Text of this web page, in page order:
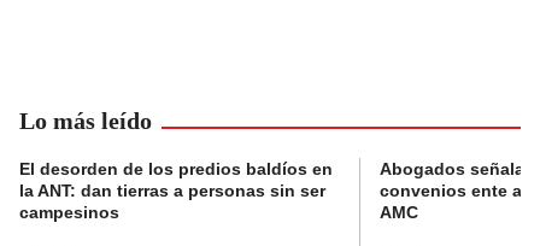
Lo más leído
El desorden de los predios baldíos en
la ANT: dan tierras a personas sin ser
campesinos
Abogados
convenios ente
AMC